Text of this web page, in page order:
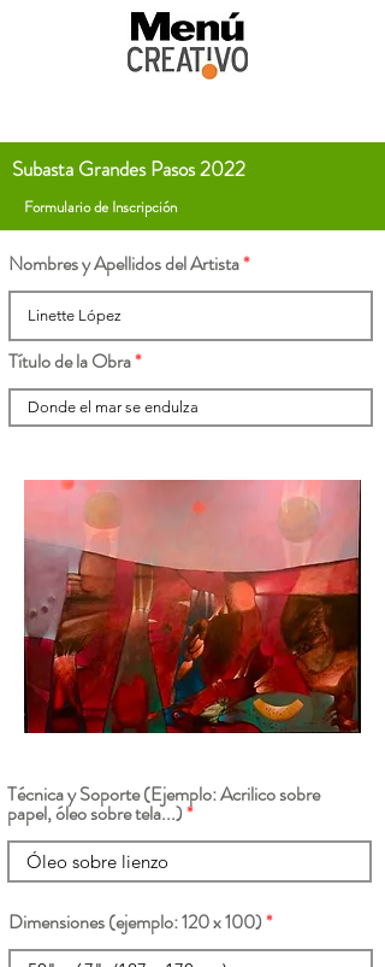
Subasta Grandes Pasos 2022
Formulario de Inscripción
Nombres y Apellidos del Artista
Título de la Obra
Técnica y Soporte (Ejemplo: Acrilico sobre
papel, óleo sobre tela...)
Dimensiones (ejemplo: 120 x 100)